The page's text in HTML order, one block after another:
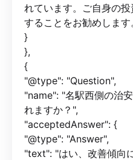
れています。ご自身の
することをお勧めします
}
},
{
"@type": "Question",
"name": "名駅西側の治
れますか？",
"acceptedAnswer": {
"@type": "Answer",
"text": "はい、改善傾向